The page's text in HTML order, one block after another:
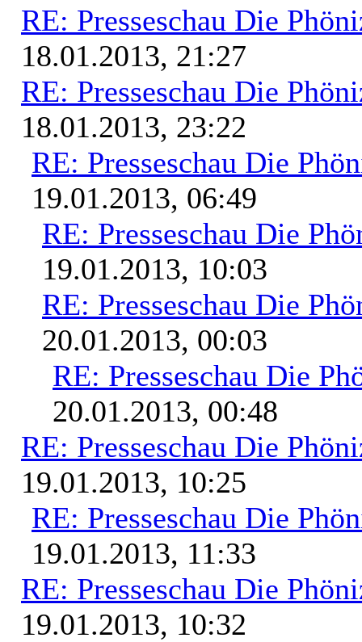
RE: Presseschau Die
18.01.2013, 21:27
RE: Presseschau Die
18.01.2013, 23:22
RE: Presseschau Die
19.01.2013, 06:49
RE: Presseschau Die
19.01.2013, 10:03
RE: Presseschau Die
20.01.2013, 00:03
RE: Presseschau Die
20.01.2013, 00:48
RE: Presseschau Die
19.01.2013, 10:25
RE: Presseschau Die
19.01.2013, 11:33
RE: Presseschau Die
19.01.2013, 10:32